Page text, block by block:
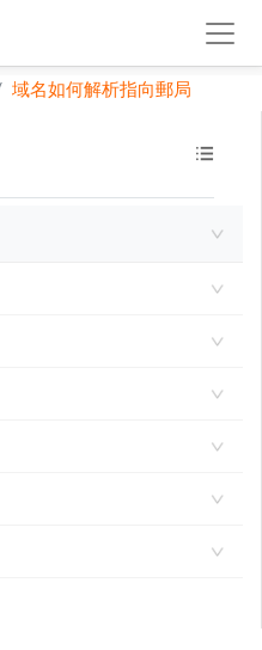
域名如何解析指向郵局